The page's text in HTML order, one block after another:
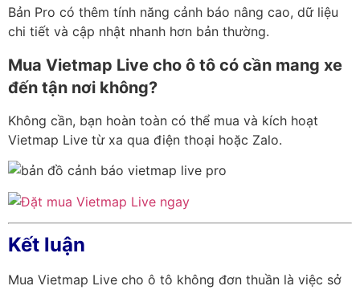
Bản Pro có thêm tính năng cảnh báo nâng cao, dữ liệu
chi tiết và cập nhật nhanh hơn bản thường.
Mua Vietmap Live cho ô tô có cần mang xe
đến tận nơi không?
Không cần, bạn hoàn toàn có thể mua và kích hoạt
Vietmap Live từ xa qua điện thoại hoặc Zalo.
Kết luận
Mua Vietmap Live cho ô tô không đơn thuần là việc sở